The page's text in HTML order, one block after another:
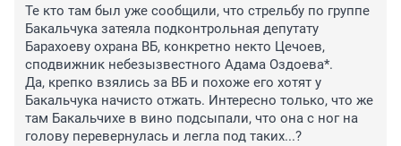
Те кто там был уже сообщили, что стрельбу по группе
Бакальчука затеяла подконтрольная депутату
Барaхоеву охрана ВБ, конкретно некто Цечоев,
сподвижник небезызвестного Адама Оздоева*.
Да, крепко взялись за ВБ и похоже его хотят у
Бакальчука начисто отжать. Интересно только, что же
там Бакальчихе в вино подсыпали, что она с ног на
голову перевернулась и легла под таких...?